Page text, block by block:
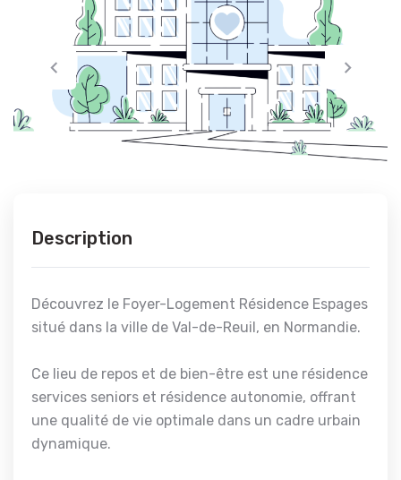
Description
Découvrez le Foyer-Logement Résidence Espages
situé dans la ville de Val-de-Reuil, en Normandie.
Ce lieu de repos et de bien-être est une résidence
services seniors et résidence autonomie, offrant
une qualité de vie optimale dans un cadre urbain
dynamique.